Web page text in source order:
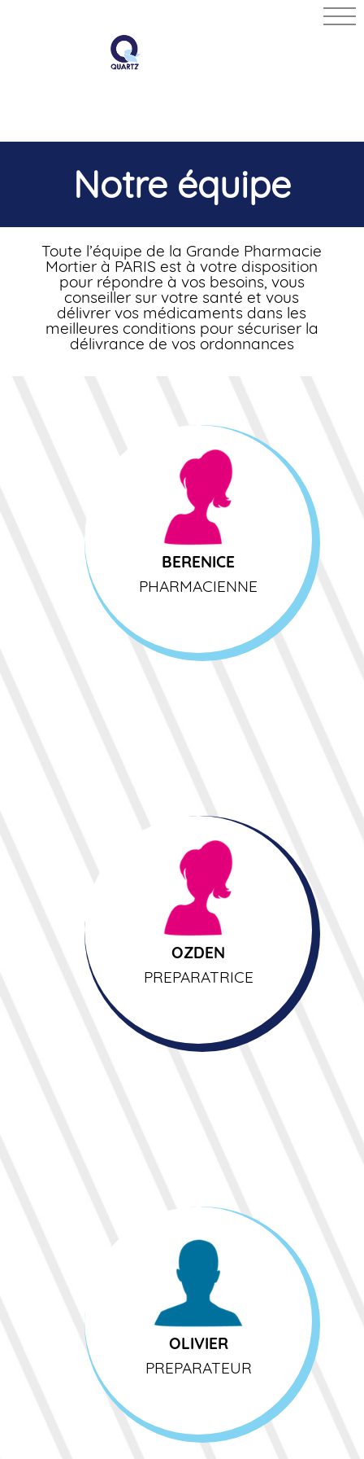
Notre équipe
Toute l’équipe de la Grande Pharmacie
Mortier à PARIS est à votre disposition
pour répondre à vos besoins, vous
conseiller sur votre santé et vous
délivrer vos médicaments dans les
meilleures conditions pour sécuriser la
délivrance de vos ordonnances
BERENICE
PHARMACIENNE
BERENICE
PHARMACIENNE
OZDEN
PREPARATRICE
OZDEN
PREPARATRICE
OLIVIER
PREPARATEUR
OLIVIER
PREPARATEUR